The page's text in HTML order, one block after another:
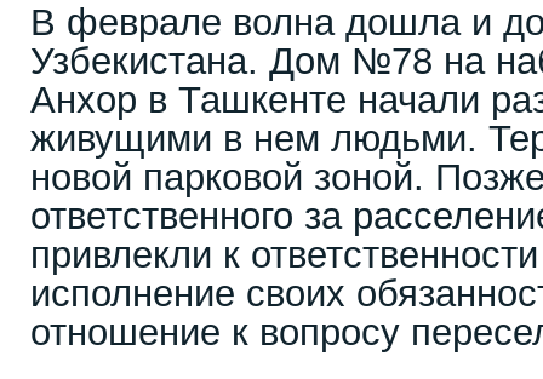
В феврале волна дошла и
Узбекистана. Дом №78 на
Анхор в Ташкенте начали
живущими в нем людьми.
новой парковой зоной.
ответственного за
привлекли к
исполнение своих
отношение к вопросу